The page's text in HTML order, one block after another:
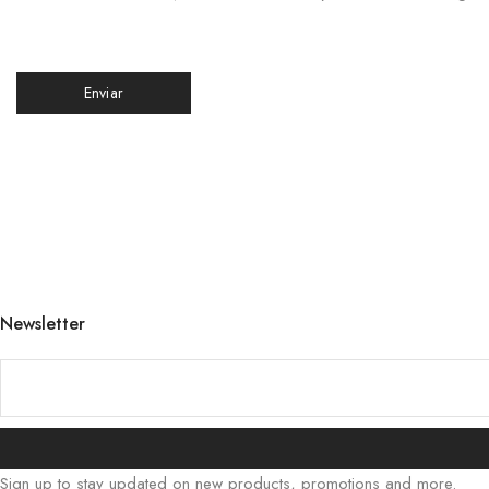
Newsletter
Sign up to stay updated on new products, promotions and more.